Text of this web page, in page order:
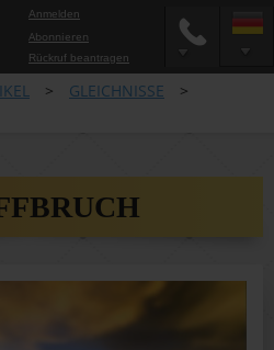
Anmelden
Abonnieren
Rückruf beantragen
> GLEICHNISSE
>